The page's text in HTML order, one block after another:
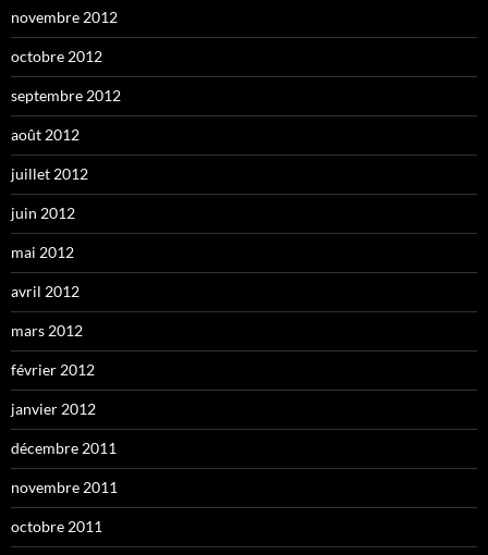
novembre 2012
octobre 2012
septembre 2012
août 2012
juillet 2012
juin 2012
mai 2012
avril 2012
mars 2012
février 2012
janvier 2012
décembre 2011
novembre 2011
octobre 2011